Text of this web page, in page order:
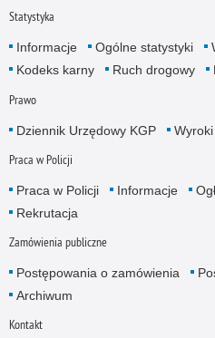
Statystyka
Informacje Ogólne statystyki
Kodeks karny
Ruch drogowy
Prawo
Dziennik Urzędowy KGP
Praca w Policji
Praca w Policji Informacje
Rekrutacja
Zamówienia publiczne
Postępowania o zamówienia
Archiwum
Kontakt